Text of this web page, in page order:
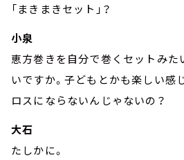
「まきまきセット」？
小泉
恵方巻きを自分で巻くセットみた
いですか。子どもとかも楽しい感
ロスにならないんじゃないの？
大石
たしかに。